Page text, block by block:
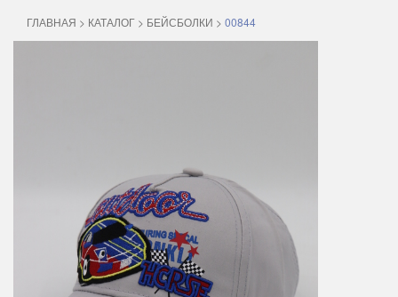
ГЛАВНАЯ > КАТАЛОГ > БЕЙСБОЛКИ > 00844